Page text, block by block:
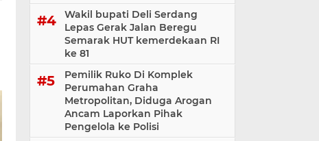
Wakil bupati Deli Serdang
Lepas Gerak Jalan Beregu
Semarak HUT kemerdekaan RI
ke 81
Pemilik Ruko Di Komplek
Perumahan Graha
Metropolitan, Diduga Arogan
Ancam Laporkan Pihak
Pengelola ke Polisi